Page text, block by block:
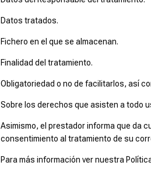
Datos tratados.
Fichero en el que se almacenan.
Finalidad del tratamiento.
Obligatoriedad o no de facilitarlos, así
Sobre los derechos que asisten a todo
Asimismo, el prestador informa que da
consentimiento al tratamiento de su
Para más información ver nuestra